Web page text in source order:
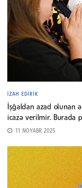
İZAH EDIRIK
İşğaldan azad olunan
icazə verilmir. Burada
11 NOYABR 2025